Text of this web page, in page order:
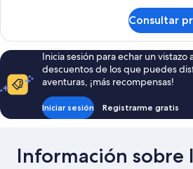
2
habitaciones
Consultar
Inicia sesión para echar un vistazo
descuentos de los que puedes
aventuras, ¡más recompensas!
Iniciar sesión Registrarme gratis
Información sobre